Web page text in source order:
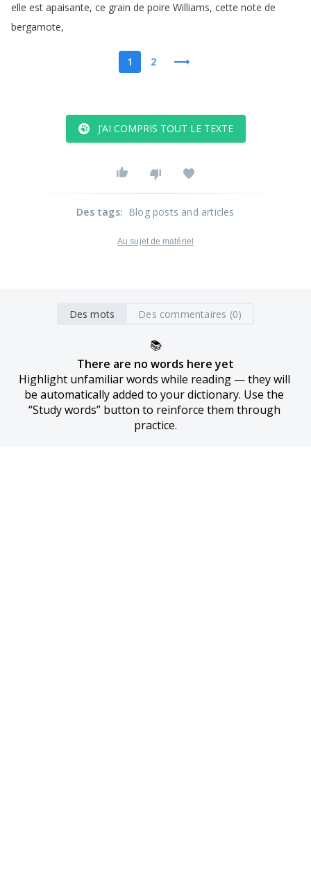
elle est apaisante, ce grain de poire Williams, cette note de
bergamote,
1 2
J’AI COMPRIS TOUT LE TEXTE
Des tags: Blog posts and articles
Au sujet de matériel
Des mots Des commentaires (0)
📚
There are no words here yet
Highlight unfamiliar words while reading — they will
be automatically added to your dictionary. Use the
“Study words” button to reinforce them through
practice.